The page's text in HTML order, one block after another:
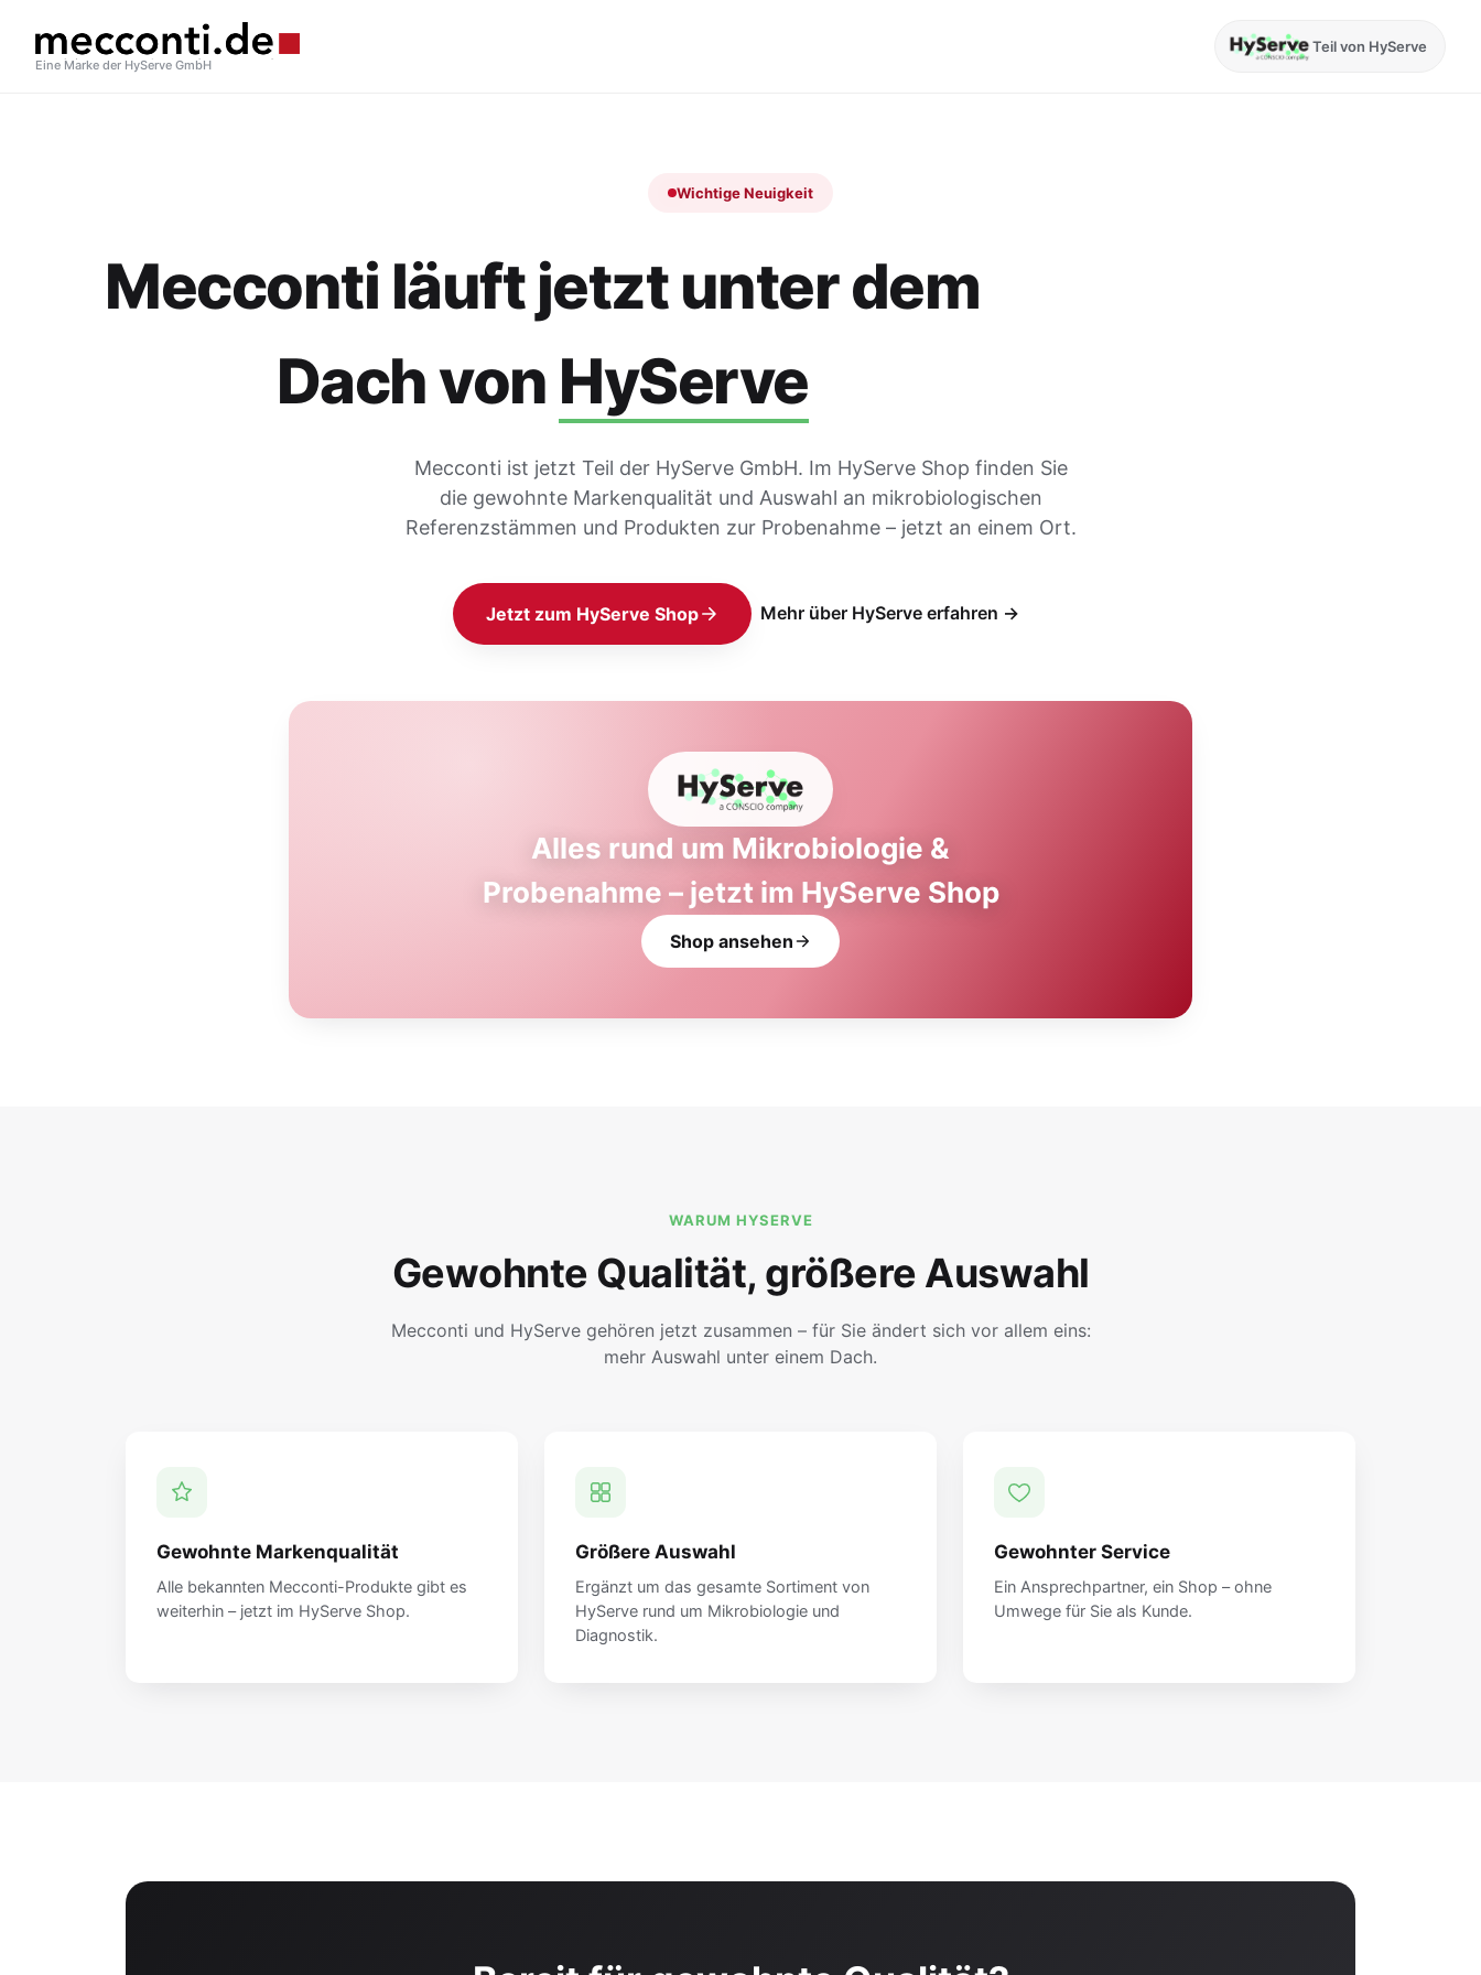
Eine Marke der HyServe GmbH
Teil von HyServe
Wichtige Neuigkeit
Mecconti läuft jetzt unter dem
Dach von HyServe
Mecconti ist jetzt Teil der HyServe GmbH. Im HyServe Shop finden Sie
die gewohnte Markenqualität und Auswahl an mikrobiologischen
Referenzstämmen und Produkten zur Probenahme – jetzt an einem Ort.
Jetzt zum HyServe Shop Mehr über HyServe erfahren →
Alles rund um Mikrobiologie &
Probenahme – jetzt im HyServe Shop
Shop ansehen
WARUM HYSERVE
Gewohnte Qualität, größere Auswahl
Mecconti und HyServe gehören jetzt zusammen – für Sie ändert sich vor allem eins:
mehr Auswahl unter einem Dach.
Gewohnte Markenqualität
Alle bekannten Mecconti-Produkte gibt es
weiterhin – jetzt im HyServe Shop.
Größere Auswahl
Ergänzt um das gesamte Sortiment von
HyServe rund um Mikrobiologie und
Diagnostik.
Gewohnter Service
Ein Ansprechpartner, ein Shop – ohne
Umwege für Sie als Kunde.